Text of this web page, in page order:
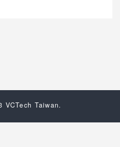
VCTech Taiwan.